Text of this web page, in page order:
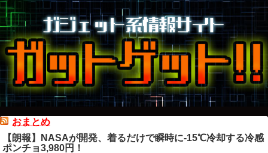
おまとめ
【朗報】NASAが開発、着るだけで瞬時に-15℃冷却する冷感
ポンチョ3,980円！